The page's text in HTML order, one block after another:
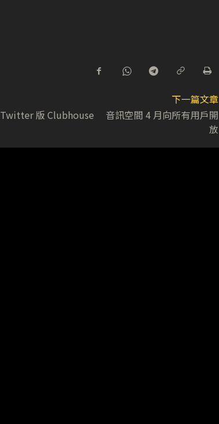
下一篇文章
Twitter 版 Clubhouse 音訊空間 4 月向所有用戶開
放